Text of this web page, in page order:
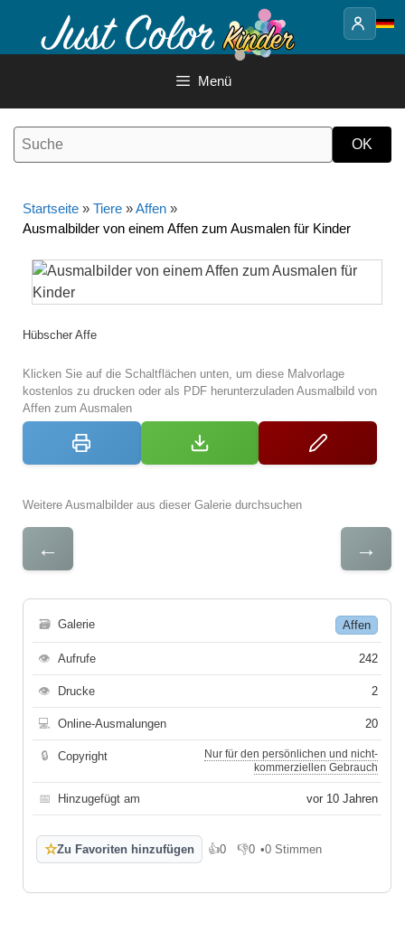
Inhalt
Menü
Startseite » Tiere »Affen »
Ausmalbilder von einem Affen zum Ausmalen für Kinder
Hübscher Affe
Klicken Sie auf die Schaltflächen unten, um diese Malvorlage
kostenlos zu drucken oder als PDF herunterzuladen Ausmalbild von
Affen zum Ausmalen
Weitere Ausmalbilder aus dieser Galerie durchsuchen
← →
🗃 Galerie Affen
👁 Aufrufe 242
👁 Drucke 2
💻 Online-Ausmalungen 20
🔒 Copyright
Nur für den persönlichen und nicht-
kommerziellen Gebrauch
📅 Hinzugefügt am vor 10 Jahren
☆Zu Favoriten hinzufügen 👍0
Gefällt mir
👎0
Gefällt mir nicht
•0 Stimmen